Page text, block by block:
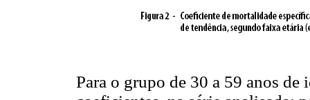
Para o grupo de 30 a 59 anos